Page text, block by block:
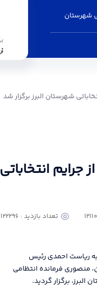
شهرستان
شهرستان البرز برگزار شد
انتخاباتی
تعداد بازدید : 122296
به ریاست احمدی رئیس
منصوری فرمانده انتظامی
برگزار گردید.